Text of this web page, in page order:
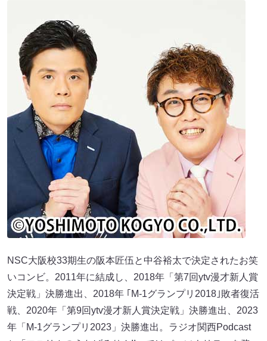
NSC大阪校33期生の阪本匠伍と中谷裕太で決定されたお笑
いコンビ。2011年に結成し、2018年「第7回ytv漫才新人賞
決定戦」決勝進出、2018年 ｢M-1グランプリ2018｣敗者復活
戦、2020年「第9回ytv漫才新人賞決定戦」決勝進出、2023
年「M-1グランプリ2023」決勝進出。ラジオ関西Podcast